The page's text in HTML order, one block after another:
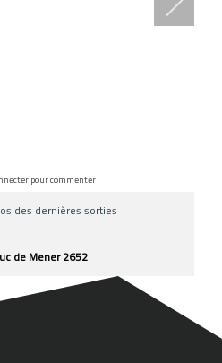
pour commenter
des dernières sorties
de Mener 2652